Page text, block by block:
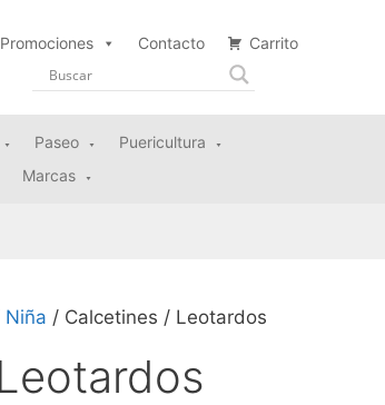
Promociones Contacto Carrito
Paseo
Puericultura
Marcas
Niña / Calcetines / Leotardos